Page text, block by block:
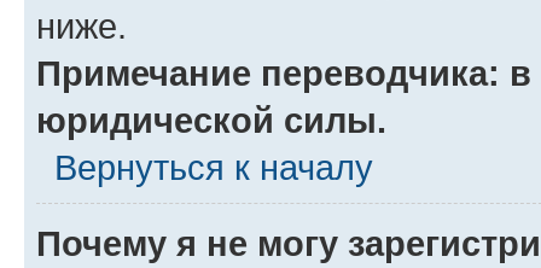
ниже.
Примечание переводчика:
юридической силы.
Вернуться к началу
Почему я не могу